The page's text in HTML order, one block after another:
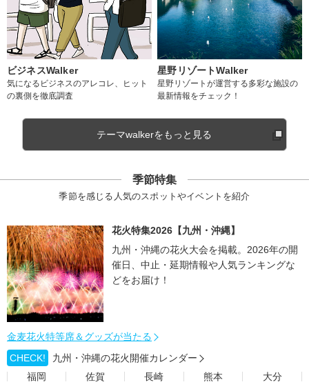
ビジネスWalker
気になるビジネスのアレコレ、ヒット
の裏側を徹底調査
星野リゾートWalker
星野リゾートが運営する多彩な施設の
最新情報をチェック！
テーマwalkerをもっと見る
季節特集
季節を感じる人気のスポットやイベントを紹介
花火特集2026【九州・沖縄】
九州・沖縄の花火大会を掲載。2026年の開
催日、中止・延期情報や人気ランキングな
どをお届け！
金麦花火特等席＆グッズが当たる
CHECK!
九州・沖縄の花火開催カレンダー
福岡
佐賀 長崎 熊本
大分